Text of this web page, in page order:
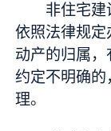
非住宅建
依照法律规
动产的归属
约定不明确
理。